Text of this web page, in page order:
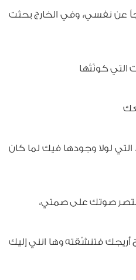
عن نفسي، وفي الخارج بحثت
التي كونّتُها
التي لولا وجودها فيك لما كان
صوتك على صمتي،
فتنشّقته وها انني إليك